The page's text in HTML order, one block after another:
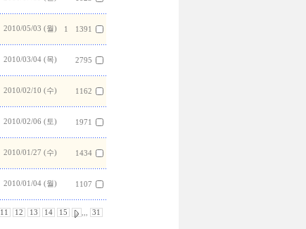
2010/05/03 (월) 1 1391
2010/03/04 (목) 2795
2010/02/10 (수) 1162
2010/02/06 (토) 1971
2010/01/27 (수) 1434
2010/01/04 (월) 1107
11 12 13 14 15 ,,, 31